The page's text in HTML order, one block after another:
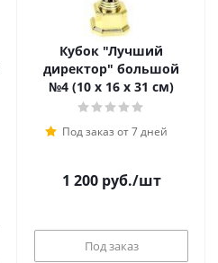
Кубок "Лучший
директор" большой
№4 (10 х 16 х 31 см)
Под заказ от 7 дней
1 200руб./шт
Под заказ